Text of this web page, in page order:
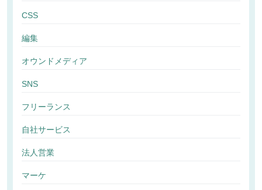
CSS
編集
オウンドメディア
SNS
フリーランス
自社サービス
法人営業
マーケ